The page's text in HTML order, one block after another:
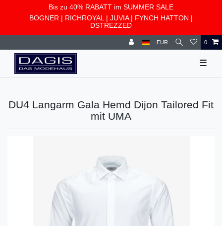
Bis zu 40% RABATT im SUMMER SALE
BOGNER | RICHROYAL | JUVIA| FYNCH HATTON |
DSTREZZED
EUR 0
☰
DU4 Langarm Gala Hemd Dijon Tailored Fit
mit UMA